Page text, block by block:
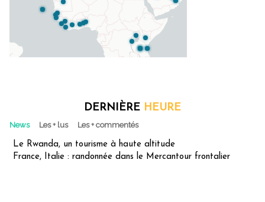
DERNIÈRE HEURE
News Les + lus Les + commentés
Le Rwanda, un tourisme à haute altitude
France, Italie : randonnée dans le Mercantour frontalier